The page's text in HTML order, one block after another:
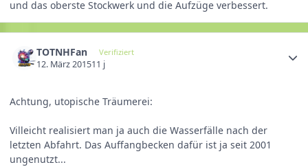
und das oberste Stockwerk und die Aufzüge verbessert.
TOTNHFan Verifiziert
12. März 201511 j
Achtung, utopische Träumerei:
Villeicht realisiert man ja auch die Wasserfälle nach der
letzten Abfahrt. Das Auffangbecken dafür ist ja seit 2001
ungenutzt...